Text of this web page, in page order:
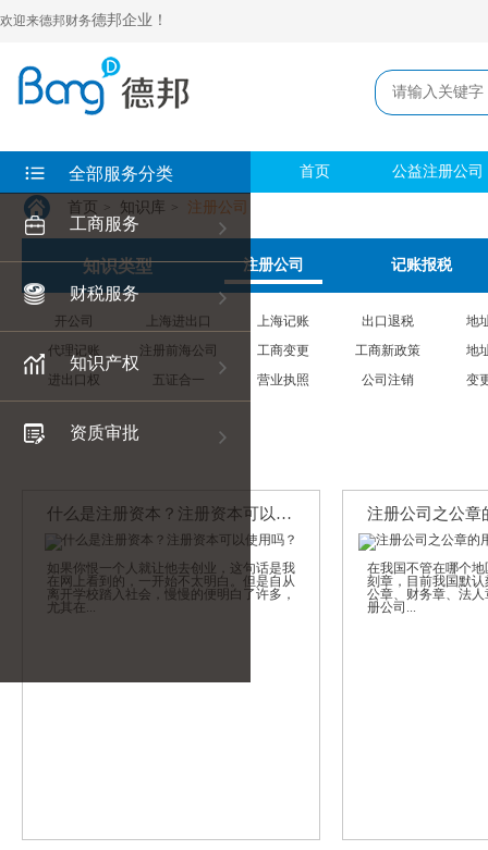
欢迎来德邦财务德邦企业！
全部服务分类
工商服务
财税服务
知识产权
资质审批
首页 公益注册公司
首页 > 知识库 > 注册公司
知识类型 注册公司 记账报税
开公司 上海进出口 上海记账 出口退税
地
代理记账
注册前海公司 工商变更 工商新政策
地
进出口权
五证合一 营业执照 公司注销 变
什么是注册资本？注册资本可以使用吗？
如果你恨一个人就让他去创业，这句话是我
在网上看到的，一开始不太明白。但是自从
离开学校踏入社会，慢慢的便明白了许多，
尤其在...
在我国不管在哪个
刻章，目前我国默
公章、财务章、法
册公司...